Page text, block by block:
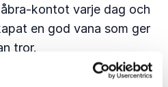
kontot varje dag och
en god vana som ger
tror.
dig på din egen hälsoresa